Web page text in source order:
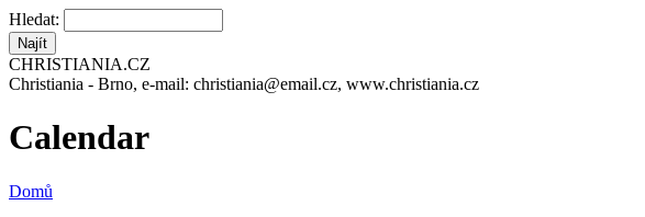
Hledat:
CHRISTIANIA.CZ
Christiania - Brno, e-mail: christiania@email.cz, www.christiania.cz
Calendar
Domů